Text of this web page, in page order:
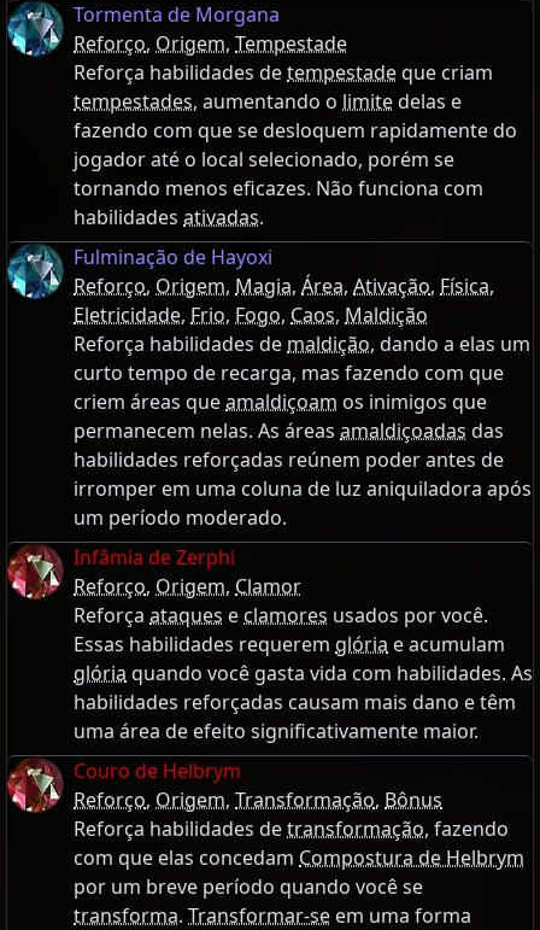
Tormenta de Morgana
Reforço, Origem, Tempestade
Reforça habilidades detempestadeque criam
tempestades, aumentando o limitedelas e
fazendo com que se desloquem rapidamente do
jogador até o local selecionado, porém se
tornando menos eficazes. Não funciona com
habilidades ativadas.
Fulminação de Hayoxi
Reforço, Origem, Magia, Área, Ativação, Física,
Eletricidade, Frio, Fogo, Caos, Maldição
Reforça habilidades de maldição, dando a elas um
curto tempo de recarga, mas fazendo com que
criem áreas queamaldiçoam os inimigos que
permanecem nelas. As áreas amaldiçoadas das
habilidades reforçadas reúnem poder antes de
irromper em uma coluna de luz aniquiladora após
um período moderado.
Infâmia de Zerphi
Reforço, Origem, Clamor
Reforça ataques e clamores usados por você.
Essas habilidades requerem glória e acumulam
glória quando você gasta vida com habilidades. As
habilidades reforçadas causam mais dano e têm
uma área de efeito significativamente maior.
Couro de Helbrym
Reforço, Origem, Transformação, Bônus
Reforça habilidades detransformação, fazendo
com que elas concedam Compostura de Helbrym
por um breve período quando você se
transforma. Transformar-seem uma forma